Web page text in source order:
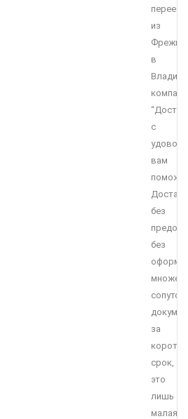
переезд
из
в
с
вам
без
без
за
срок,
это
лишь
малая